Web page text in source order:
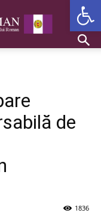
de
1836